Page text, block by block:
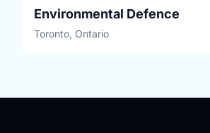
Environmental Defence
Toronto, Ontario